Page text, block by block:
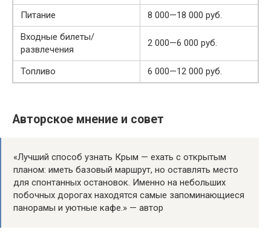
Питание
8 000—18 000 руб.
Входные билеты/
развлечения
2 000—6 000 руб.
Топливо 6 000—12 000 руб.
Авторское мнение и совет
«Лучший способ узнать Крым — ехать с открытым
планом: иметь базовый маршрут, но оставлять место
для спонтанных остановок. Именно на небольших
побочных дорогах находятся самые запоминающиеся
панорамы и уютные кафе.» — автор